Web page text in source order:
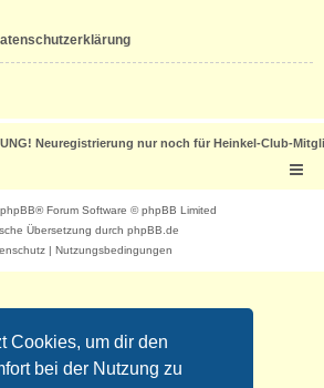
Cookies, um dir den
bei der Nutzung zu
Neuregistrierung nur noch für Heinkel-Club-
phpBB® Forum Software © phpBB Limited
Übersetzung durch phpBB.de
| Nutzungsbedingungen